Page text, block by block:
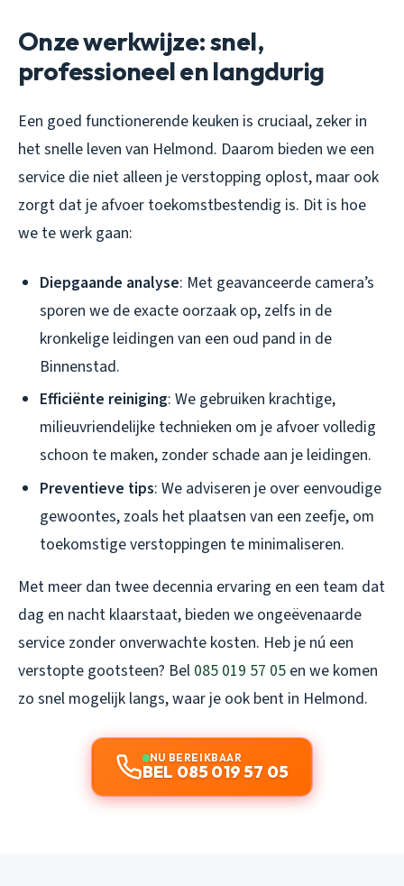
Onze werkwijze: snel,
professioneel en langdurig
Een goed functionerende keuken is cruciaal, zeker in
het snelle leven van Helmond. Daarom bieden we een
service die niet alleen je verstopping oplost, maar ook
zorgt dat je afvoer toekomstbestendig is. Dit is hoe
we te werk gaan:
Diepgaande analyse: Met geavanceerde camera’s
sporen we de exacte oorzaak op, zelfs in de
kronkelige leidingen van een oud pand in de
Binnenstad.
Efficiënte reiniging: We gebruiken krachtige,
milieuvriendelijke technieken om je afvoer volledig
schoon te maken, zonder schade aan je leidingen.
Preventieve tips: We adviseren je over eenvoudige
gewoontes, zoals het plaatsen van een zeefje, om
toekomstige verstoppingen te minimaliseren.
Met meer dan twee decennia ervaring en een team dat
dag en nacht klaarstaat, bieden we ongeëvenaarde
service zonder onverwachte kosten. Heb je nú een
verstopte gootsteen? Bel 085 019 57 05 en we komen
zo snel mogelijk langs, waar je ook bent in Helmond.
NU BEREIKBAAR
BEL 085 019 57 05